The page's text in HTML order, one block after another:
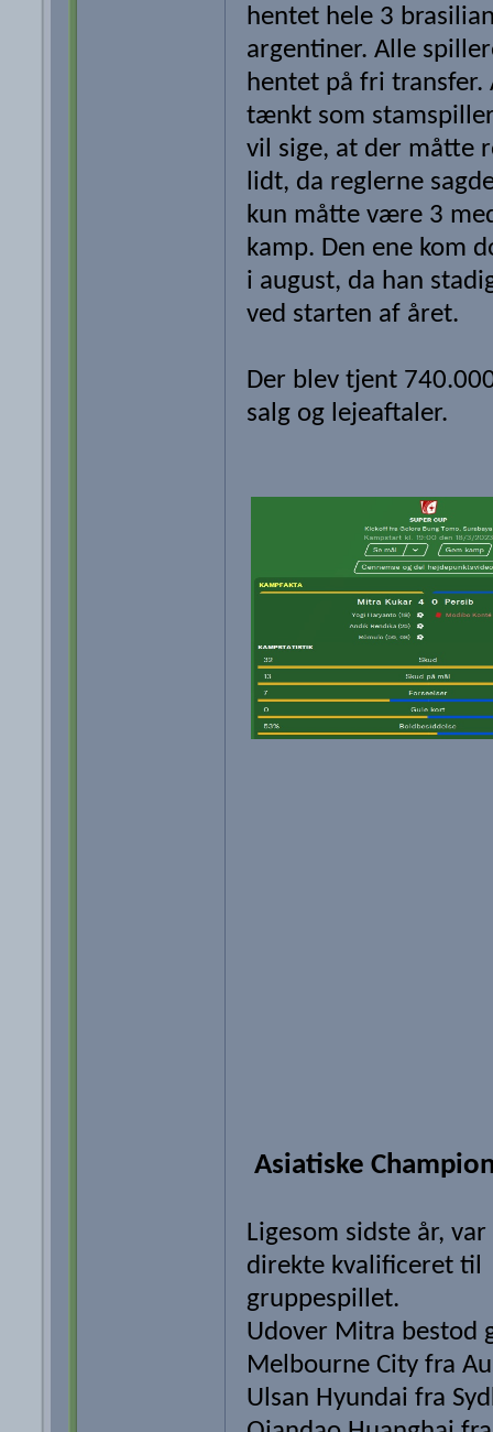
hentet hele 3
argentiner. Alle
hentet på fri transfer.
tænkt som
vil sige, at der måtte
lidt, da reglerne
kun måtte være 3
kamp. Den ene kom
i august, da han
ved starten af året.
Der blev tjent
salg og lejeaftaler.
Asiatiske
Ligesom sidste år,
direkte kvalificeret til
gruppespillet.
Udover Mitra bestod
Melbourne City fra
Ulsan Hyundai fra